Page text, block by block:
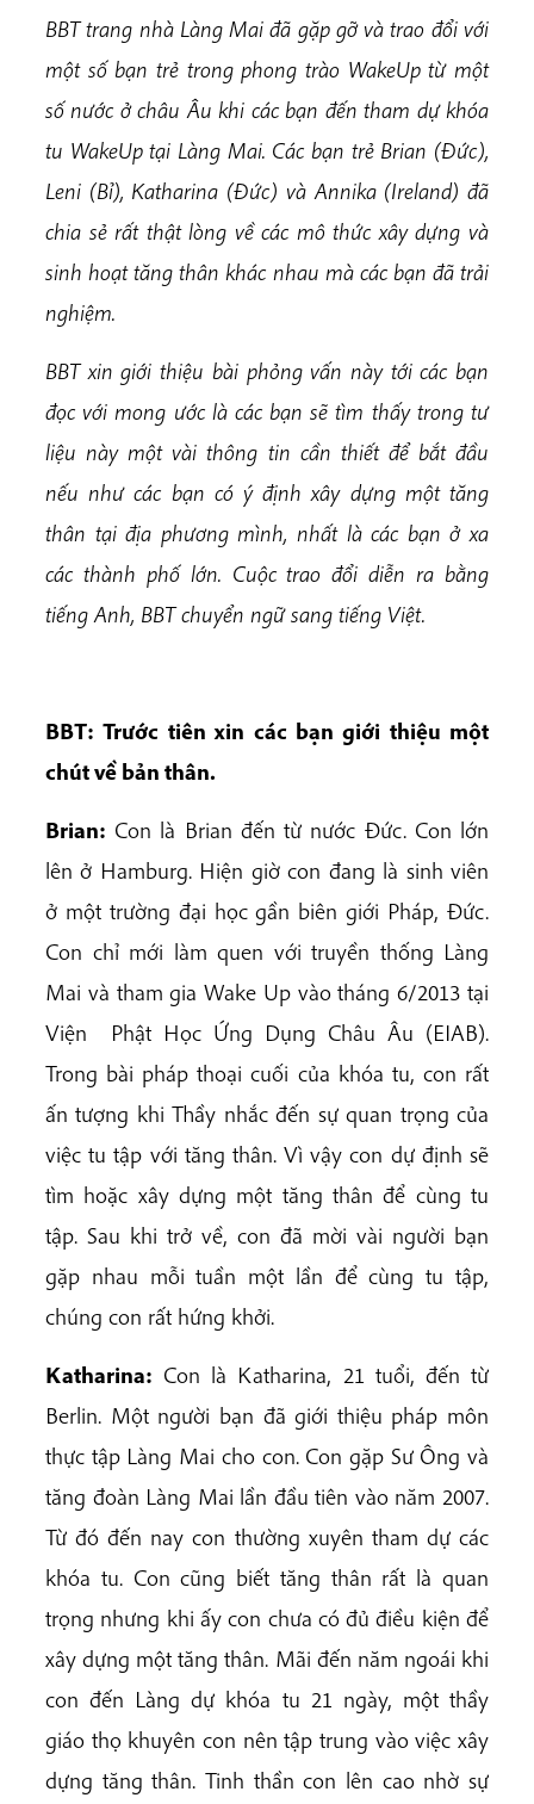
BBT trang nhà Làng Mai đã gặp gỡ và trao đổi với
một số bạn trẻ trong phong trào WakeUp từ một
số nước ở châu Âu khi các bạn đến tham dự khóa
tu WakeUp tại Làng Mai. Các bạn trẻ Brian (Đức),
Leni (Bỉ), Katharina (Đức) và Annika (Ireland) đã
chia sẻ rất thật lòng về các mô thức xây dựng và
sinh hoạt tăng thân khác nhau mà các bạn đã trải
nghiệm.
BBT xin giới thiệu bài phỏng vấn này tới các bạn
đọc với mong ước là các bạn sẽ tìm thấy trong tư
liệu này một vài thông tin cần thiết để bắt đầu
nếu như các bạn có ý định xây dựng một tăng
thân tại địa phương mình, nhất là các bạn ở xa
các thành phố lớn. Cuộc trao đổi diễn ra bằng
tiếng Anh, BBT chuyển ngữ sang tiếng Việt.
BBT: Trước tiên xin các bạn giới thiệu một
chút về bản thân.
Brian: Con là Brian đến từ nước Đức. Con lớn
lên ở Hamburg. Hiện giờ con đang là sinh viên
ở một trường đại học gần biên giới Pháp, Đức.
Con chỉ mới làm quen với truyền thống Làng
Mai và tham gia Wake Up vào tháng 6/2013 tại
Viện Phật Học Ứng Dụng Châu Âu (EIAB).
Trong bài pháp thoại cuối của khóa tu, con rất
ấn tượng khi Thầy nhắc đến sự quan trọng của
việc tu tập với tăng thân. Vì vậy con dự định sẽ
tìm hoặc xây dựng một tăng thân để cùng tu
tập. Sau khi trở về, con đã mời vài người bạn
gặp nhau mỗi tuần một lần để cùng tu tập,
chúng con rất hứng khởi.
Katharina: Con là Katharina, 21 tuổi, đến từ
Berlin. Một người bạn đã giới thiệu pháp môn
thực tập Làng Mai cho con. Con gặp Sư Ông và
tăng đoàn Làng Mai lần đầu tiên vào năm 2007.
Từ đó đến nay con thường xuyên tham dự các
khóa tu. Con cũng biết tăng thân rất là quan
trọng nhưng khi ấy con chưa có đủ điều kiện để
xây dựng một tăng thân. Mãi đến năm ngoái khi
con đến Làng dự khóa tu 21 ngày, một thầy
giáo thọ khuyên con nên tập trung vào việc xây
dựng tăng thân. Tinh thần con lên cao nhờ sự